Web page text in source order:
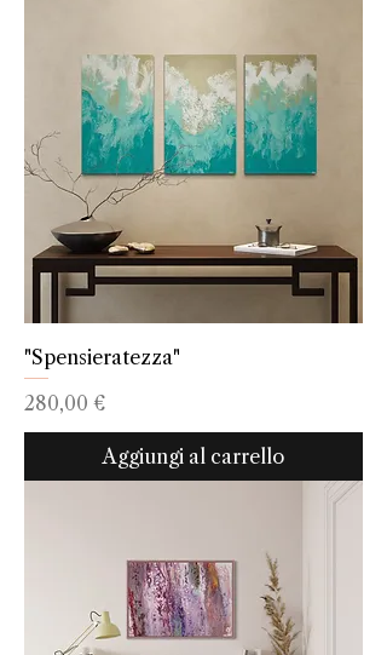
"Spensieratezza"
Prezzo
280,00 €
Aggiungi al carrello